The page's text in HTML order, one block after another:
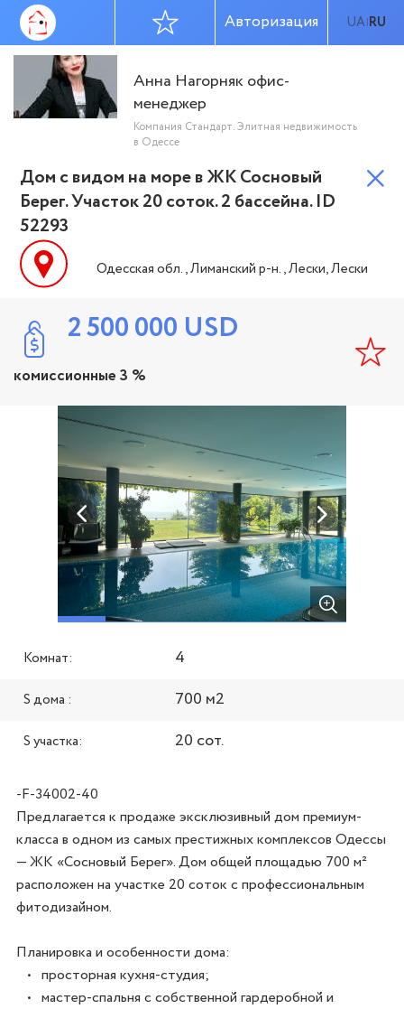
UA|RU
Авторизация
Анна Нагорняк офис-
менеджер
Компания Стандарт. Элитная недвижимость
в Одессе
Дом с видом на море в ЖК Сосновый
Берег. Участок 20 соток. 2 бассейна. ID
52293
Одесская обл., Лиманский р-н., Лески, Лески
2 500 000 USD
комиссионные 3 %
Комнат: 4
S дома : 700 м2
S участка: 20 сот.
-F-34002-40
Предлагается к продаже эксклюзивный дом премиум-
класса в одном из самых престижных комплексов Одессы
— ЖК «Сосновый Берег». Дом общей площадью 700 м²
расположен на участке 20 соток с профессиональным
фитодизайном.
Планировка и особенности дома:
•   просторная кухня-студия;
•   мастер-спальня с собственной гардеробной и